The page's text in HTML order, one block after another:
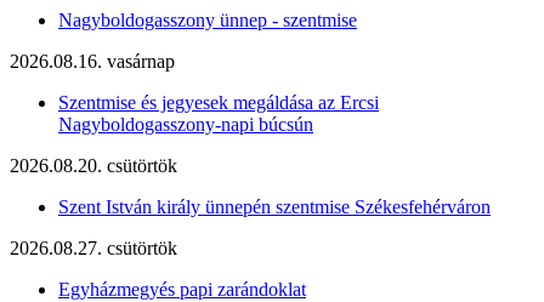
Nagyboldogasszony ünnep - szentmise
2026.08.16. vasárnap
Szentmise és jegyesek megáldása az Ercsi
Nagyboldogasszony-napi búcsún
2026.08.20. csütörtök
Szent István király ünnepén szentmise Székesfehérváron
2026.08.27. csütörtök
Egyházmegyés papi zarándoklat